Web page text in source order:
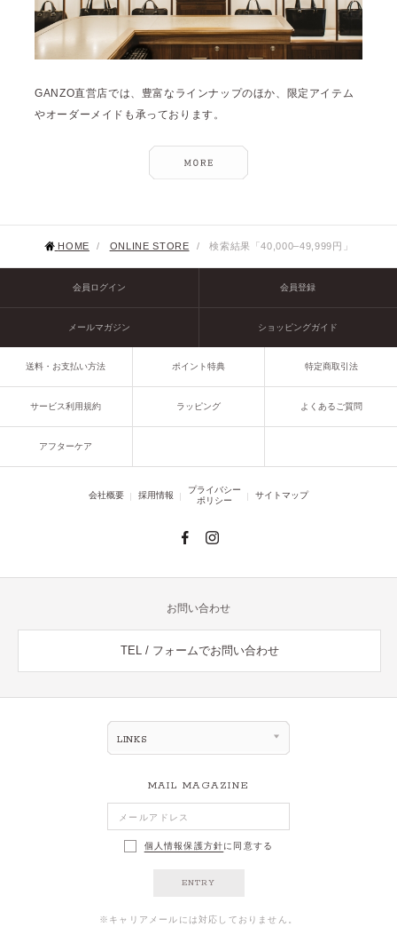
GANZO直営店では、豊富なラインナップのほか、限定アイテム
やオーダーメイドも承っております。
HOME / ONLINE STORE / 検索結果「40,000–49,999円」
会員ログイン 会員登録
メールマガジン ショッピングガイド
送料・お支払い方法 ポイント特典 特定商取引法
サービス利用規約 ラッピング よくあるご質問
アフターケア
会社概要 採用情報
プライバシー
ポリシー
サイトマップ
お問い合わせ
TEL / フォームでお問い合わせ
LINKS
MAIL MAGAZINE
個人情報保護方針に同意する
ENTRY
※キャリアメールには対応しておりません。